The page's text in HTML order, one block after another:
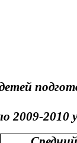
2009-2010